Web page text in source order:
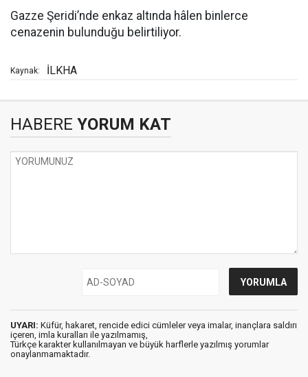
Gazze Şeridi’nde enkaz altında hâlen binlerce
cenazenin bulunduğu belirtiliyor.
Kaynak: İLKHA
HABERE YORUM KAT
UYARI: Küfür, hakaret, rencide edici cümleler veya imalar, inançlara saldırı
içeren, imla kuralları ile yazılmamış,
Türkçe karakter kullanılmayan ve büyük harflerle yazılmış yorumlar
onaylanmamaktadır.